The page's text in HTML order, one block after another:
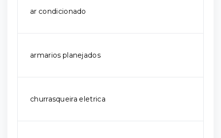
ar condicionado
armarios planejados
churrasqueira eletrica